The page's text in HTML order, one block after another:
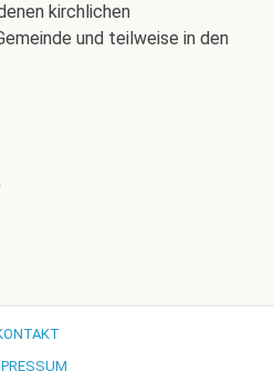
kirchlichen
und teilweise in den